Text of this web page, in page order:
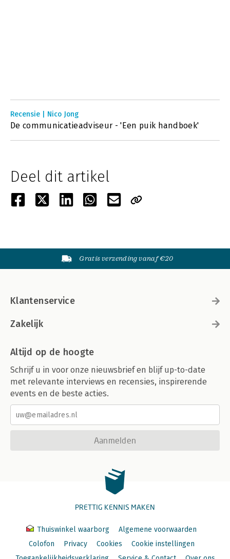
Recensie | Nico Jong
De communicatieadviseur - 'Een puik handboek'
Deel dit artikel
Gratis verzending vanaf €20
Klantenservice
Zakelijk
Altijd op de hoogte
Schrijf u in voor onze nieuwsbrief en blijf up-to-date
met relevante interviews en recensies, inspirerende
events en de beste acties.
Aanmelden
PRETTIG KENNIS MAKEN
Thuiswinkel waarborg
Algemene voorwaarden
Colofon
Privacy Cookies
Cookie instellingen